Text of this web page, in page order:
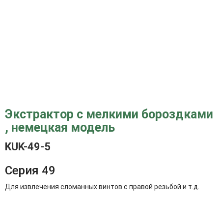
Экстрактор с мелкими бороздками
, немецкая модель
KUK-49-5
Серия 49
Для извлечения сломанных винтов с правой резьбой и т.д.